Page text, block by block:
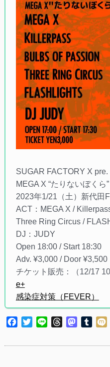
SUGAR FACTORY X pre.
MEGA X “たりないぼくら
2023年1/21（土）新代田
ACT：MEGA X /
Three Ring Circus /
DJ：JUDY
Open 18:00 / Start 18:30
Adv. ¥3,000 / Door ¥3,500
チケット販売：（12/17
e+
感染症対策（FEVER）
Facebook
TwitterLine ThreadsMastodon